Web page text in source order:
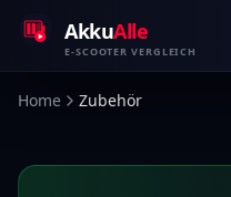
AkkuAlle
E-SCOOTER VERGLEICH
Home Zubehör